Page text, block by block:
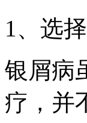
1、选
银屑病
疗，并